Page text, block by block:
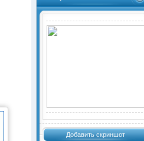
Добавить скриншот